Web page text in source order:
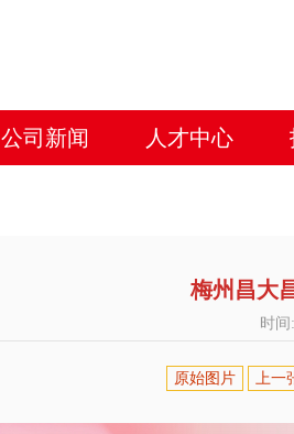
公司新闻 人才中心
梅州昌大
时间
原始图片 上一